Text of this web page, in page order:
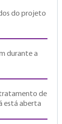
do projeto
durante a
de
está aberta